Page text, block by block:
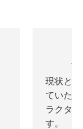
初
現状と
ていた
ラクタ
す。